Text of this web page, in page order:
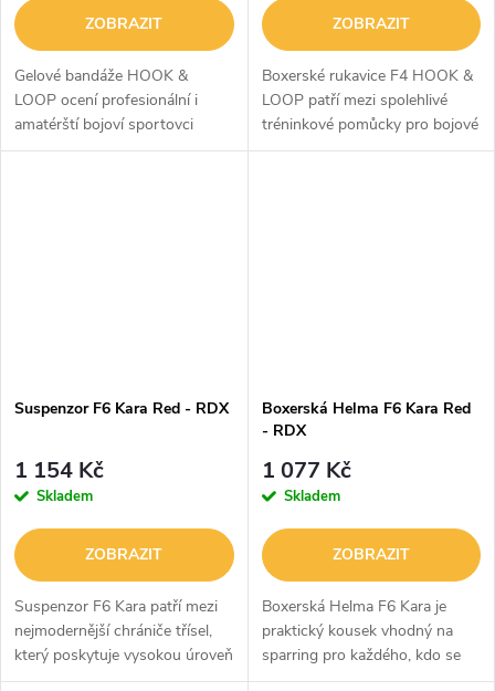
ZOBRAZIT
Gelové bandáže HOOK &
LOOP ocení profesionální i
amatérští bojoví sportovci
MMA, boxu či muay thai. Díky
ZOBRAZIT
Boxerské rukavice F4 HOOK &
LOOP patří mezi spolehlivé
tréninkové pomůcky pro bojové
sportovce a sportovkyně v
Suspenzor F6 Kara Red - RDX
1 154 Kč
Skladem
ZOBRAZIT
Suspenzor F6 Kara patří mezi
nejmodernější chrániče třísel,
který poskytuje vysokou úroveň
ochrany. Díky svému tvaru vám
Boxerská Helma F6 Kara Red
- RDX
1 077 Kč
Skladem
ZOBRAZIT
Boxerská Helma F6 Kara je
praktický kousek vhodný na
sparring pro každého, kdo se
chce neustále zlepšovat.